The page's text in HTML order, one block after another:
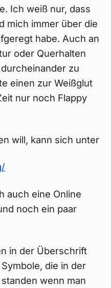
Ich weiß nur, dass
mich immer über die
habe. Auch an
oder Querhalten
zu
einen zur Weißglut
nur noch Flappy
will, kann sich unter
auch eine Online
noch ein paar
in der Überschrift
die in der
wenn man